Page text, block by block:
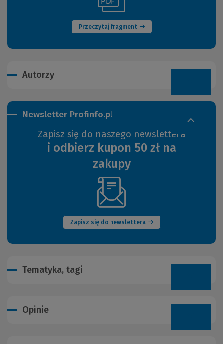
Przeczytaj fragment
okno)
innej
strony)
Autorzy
Newsletter Profinfo.pl
Zapisz się do naszego newslettera
i odbierz kupon 50 zł na
zakupy
Zapisz się do newslettera
(Nowe
okno)
Tematyka, tagi
Opinie